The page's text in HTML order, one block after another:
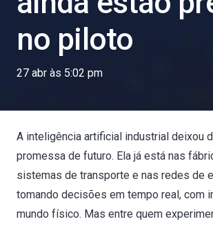
no piloto
27 abr às 5:02 pm
A inteligência artificial industrial deixou
promessa de futuro. Ela já está nas
sistemas de transporte e nas redes de
tomando decisões em tempo real, com
mundo físico. Mas entre quem